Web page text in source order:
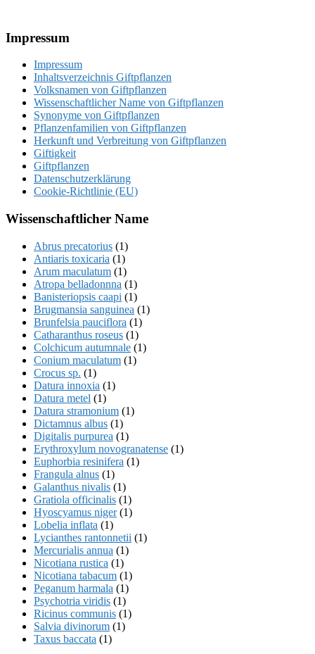
Footer
Impressum
Impressum
Inhaltsverzeichnis Giftpflanzen
Volksnamen von Giftpflanzen
Wissenschaftlicher Name von Giftpflanzen
Synonyme von Giftpflanzen
Pflanzenfamilien von Giftpflanzen
Herkunft und Verbreitung von Giftpflanzen
Giftigkeit
Giftpflanzen
Datenschutzerklärung
Cookie-Richtlinie (EU)
Wissenschaftlicher Name
Abrus precatorius (1)
Antiaris toxicaria (1)
Arum maculatum (1)
Atropa belladonnna (1)
Banisteriopsis caapi (1)
Brugmansia sanguinea (1)
Brunfelsia pauciflora (1)
Catharanthus roseus (1)
Colchicum autumnale (1)
Conium maculatum (1)
Crocus sp. (1)
Datura innoxia (1)
Datura metel (1)
Datura stramonium (1)
Dictamnus albus (1)
Digitalis purpurea (1)
Erythroxylum novogranatense (1)
Euphorbia resinifera (1)
Frangula alnus (1)
Galanthus nivalis (1)
Gratiola officinalis (1)
Hyoscyamus niger(1)
Lobelia inflata (1)
Lycianthes rantonnetii (1)
Mercurialis annua (1)
Nicotiana rustica (1)
Nicotiana tabacum (1)
Peganum harmala (1)
Psychotria viridis (1)
Ricinus communis (1)
Salvia divinorum (1)
Taxus baccata (1)